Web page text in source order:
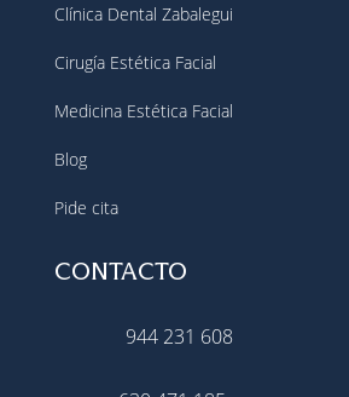
Clínica Dental Zabalegui
Cirugía Estética Facial
Medicina Estética Facial
Blog
Pide cita
CONTACTO
944 231 608